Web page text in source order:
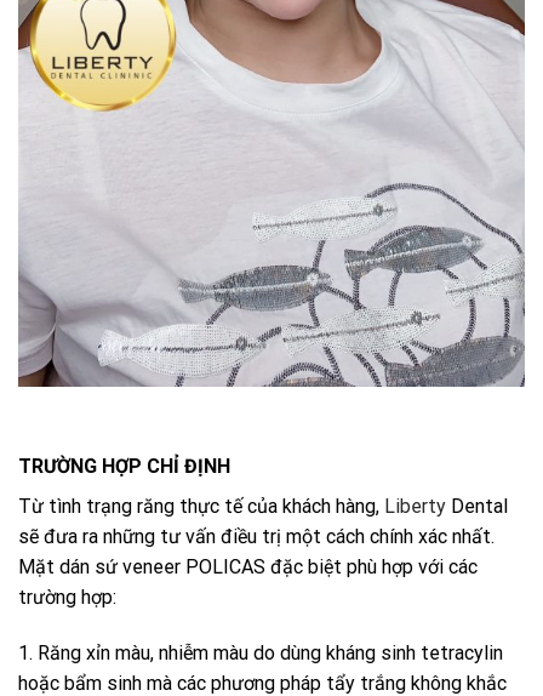
TRƯỜNG HỢP CHỈ ĐỊNH
Từ tình trạng răng thực tế của khách hàng, Liberty Dental
sẽ đưa ra những tư vấn điều trị một cách chính xác nhất.
Mặt dán sứ veneer POLICAS đặc biệt phù hợp với các
trường hợp:
1. Răng xỉn màu, nhiễm màu do dùng kháng sinh tetracylin
hoặc bẩm sinh mà các phương pháp tẩy trắng không khắc